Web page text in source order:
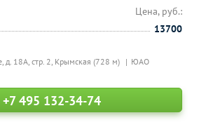
д. 18А, стр. 2, Крымская (728 м) ЮАО
Цена, руб.:
13700
+7 495 132-34-74